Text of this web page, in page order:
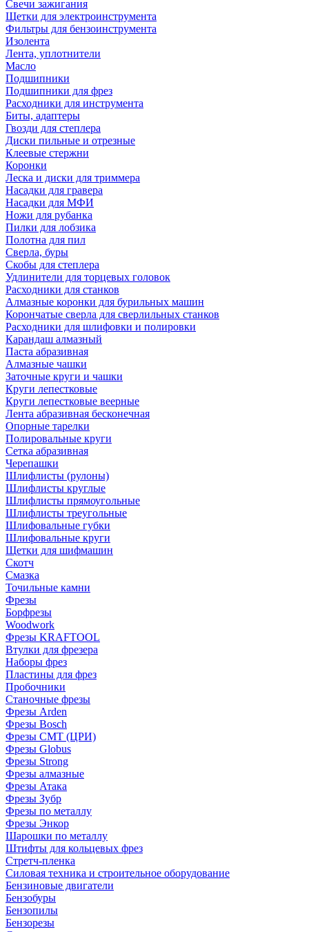
Свечи зажигания
Щетки для электроинструмента
Фильтры для бензоинструмента
Изолента
Лента, уплотнители
Масло
Подшипники
Подшипники для фрез
Расходники для инструмента
Биты, адаптеры
Гвозди для степлера
Диски пильные и отрезные
Клеевые стержни
Коронки
Леска и диски для триммера
Насадки для гравера
Насадки для МФИ
Ножи для рубанка
Пилки для лобзика
Полотна для пил
Сверла, буры
Скобы для степлера
Удлинители для торцевых головок
Расходники для станков
Алмазные коронки для бурильных машин
Корончатые сверла для сверлильных станков
Расходники для шлифовки и полировки
Карандаш алмазный
Паста абразивная
Алмазные чашки
Заточные круги и чашки
Круги лепестковые
Круги лепестковые веерные
Лента абразивная бесконечная
Опорные тарелки
Полировальные круги
Сетка абразивная
Черепашки
Шлифлисты (рулоны)
Шлифлисты круглые
Шлифлисты прямоугольные
Шлифлисты треугольные
Шлифовальные губки
Шлифовальные круги
Щетки для шифмашин
Скотч
Смазка
Точильные камни
Фрезы
Борфрезы
Woodwork
Фрезы KRAFTOOL
Втулки для фрезера
Наборы фрез
Пластины для фрез
Пробочники
Станочные фрезы
Фрезы Arden
Фрезы Bosch
Фрезы CMT (ЦРИ)
Фрезы Globus
Фрезы Strong
Фрезы алмазные
Фрезы Атака
Фрезы Зубр
Фрезы по металлу
Фрезы Энкор
Шарошки по металлу
Штифты для кольцевых фрез
Стретч-пленка
Силовая техника и строительное оборудование
Бензиновые двигатели
Бензобуры
Бензопилы
Бензорезы